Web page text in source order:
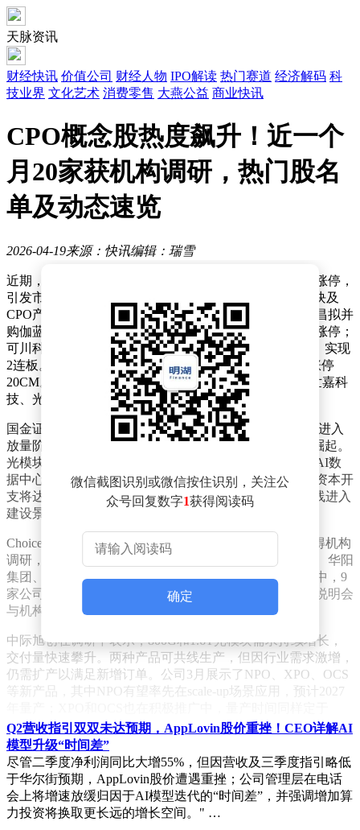
天脉资讯
财经快讯 价值公司 财经人物 IPO解读 热门赛道 经济解码 科
技业界 文化艺术 消费零售 大燕公益 商业快讯
CPO概念股热度飙升！近一个
月20家获机构调研，热门股名
单及动态速览
2026-04-19来源：快讯编辑：瑞雪
近期，CPO概念股在资本市场表现亮眼，多只个股连续涨停，
引发市场广泛关注。其中，沃格光电因玻璃基1.6T光模块及
CPO产品完成小批量送样，7天内收获4个涨停板；华盛昌拟并
购伽蓝特布局光通信模块和光芯片测试领域，5天内3次涨停；
可川科技子公司首条400G/800G高速光模块生产线投产，实现
2连板。优迅股份因专注光通信前端收发电芯片，股价涨停
20CM。快克智能、中瓷电子、科瑞技术、剑桥科技、世嘉科
技、光迅科技等企业也因相关业务进展纷纷涨停。
国金证券研报指出，800G光模块已成为市场主流方案，进入
放量阶段，而1.6T、3.2T等超高速率产品需求有望逐步崛起。
光模块技术正从可插拔向光电共封（CPO）演进。随着AI数
据中心资本开支扩张，预计2026年全球八大云服务厂商资本开
支将达6020亿美元，同比增长40%，这将推动光模块产线进入
建设景气周期。
Choice数据显示，近一个月内，共有20家CPO概念股获得机构
调研，包括中际旭创、源杰科技、鹏鼎控股、华工科技、华阳
集团、乾照光电、云南锗业、思瑞浦、铭普光磁等。其中，9
家公司披露了机构来访接待量，其余11家公司通过业绩说明会
与机构交流，但未披露具体接待量。
中际旭创在调研中表示，800G和1.6T光模块需求持续增长，
交付量快速攀升。两种产品可共线生产，但因行业需求激增，
仍需扩产以满足新增订单。公司3月展示了NPO、XPO、OCS
等新产品，其中NPO有望率先在scale-up场景应用，预计2027
2027年。
源杰科技透露，100GEML、200GEML产品技术持续优化，市
场需求取决于产能扩张情况。目前相关产品需求紧缺，电信市
场25GPON、50GPON产品今年将进入起量阶段，具体节奏取
决于运营商部署。公司衬底供应商布局国内外，已签署长期合
作协议以保障产能需求。
微信截图识别或微信按住识别，关注公
众号回复数字1获得阅读码
确定
Q2营收指引双双未达预期，AppLovin股价重挫！CEO详解AI
模型升级“时间差”
尽管二季度净利润同比大增55%，但因营收及三季度指引略低
于华尔街预期，AppLovin股价遭遇重挫；公司管理层在电话
会上将增速放缓归因于AI模型迭代的“时间差”，并强调增加算
力投资将换取更长远的增长空间。" …